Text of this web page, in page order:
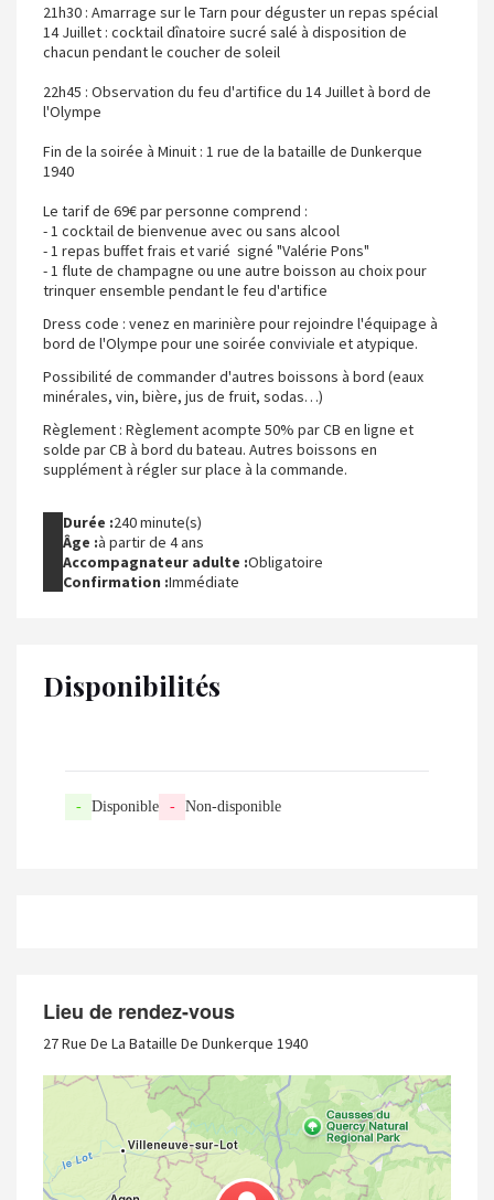
21h30 : Amarrage sur le Tarn pour déguster un repas spécial
14 Juillet : cocktail dînatoire sucré salé à disposition de
chacun pendant le coucher de soleil
22h45 : Observation du feu d'artifice du 14 Juillet à bord de
l'Olympe
Fin de la soirée à Minuit : 1 rue de la bataille de Dunkerque
1940
Le tarif de 69€ par personne comprend :
- 1 cocktail de bienvenue avec ou sans alcool
- 1 repas buffet frais et varié signé "Valérie Pons"
- 1 flute de champagne ou une autre boisson au choix pour
trinquer ensemble pendant le feu d'artifice
Dress code : venez en marinière pour rejoindre l'équipage à
bord de l'Olympe pour une soirée conviviale et atypique.
Possibilité de commander d'autres boissons à bord (eaux
minérales, vin, bière, jus de fruit, sodas…)
Règlement : Règlement acompte 50% par CB en ligne et
solde par CB à bord du bateau. Autres boissons en
supplément à régler sur place à la commande.
Durée :240 minute(s)
Âge :à partir de 4 ans
Accompagnateur adulte :Obligatoire
Confirmation :Immédiate
Disponibilités
- Disponible - Non-disponible
Lieu de rendez-vous
27 Rue De La Bataille De Dunkerque 1940